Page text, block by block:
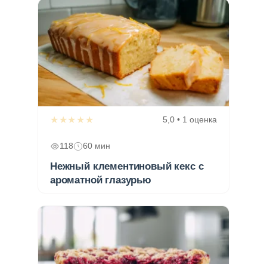
★★★★★ 5,0 • 1 оценка
118 60 мин
Нежный клементиновый кекс с
ароматной глазурью